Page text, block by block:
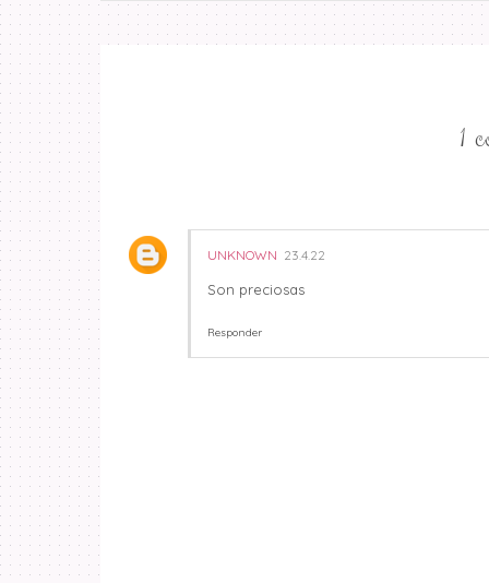
1
UNKNOWN 23.4.22
Son preciosas
Responder